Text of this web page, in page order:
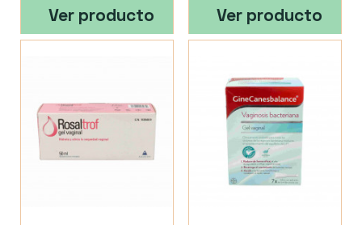
Ver producto Ver producto